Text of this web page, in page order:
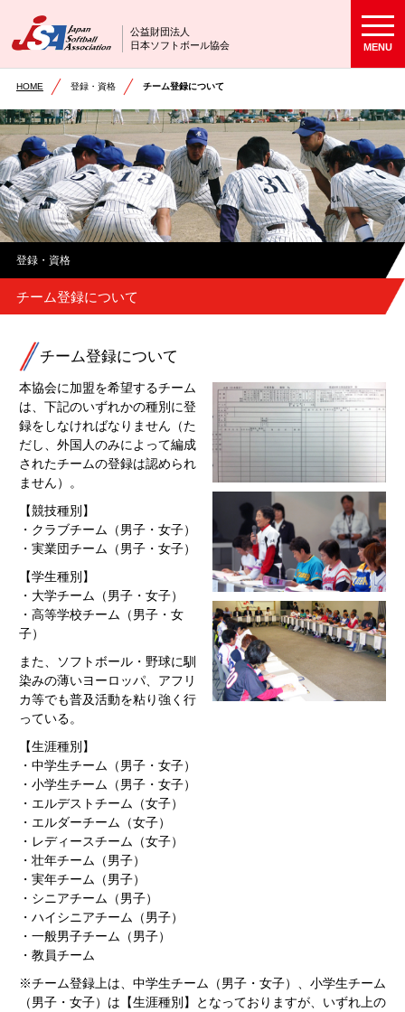
公益財団法人
日本ソフトボール協会
MENU
HOME 登録・資格 チーム登録について
登録・資格
チーム登録について
チーム登録について
本協会に加盟を希望するチーム
は、下記のいずれかの種別に登
録をしなければなりません（た
だし、外国人のみによって編成
されたチームの登録は認められ
ません）。
【競技種別】
・クラブチーム（男子・女子）
・実業団チーム（男子・女子）
【学生種別】
・大学チーム（男子・女子）
・高等学校チーム（男子・女
子）
また、ソフトボール・野球に馴
染みの薄いヨーロッパ、アフリ
カ等でも普及活動を粘り強く行
っている。
【生涯種別】
・中学生チーム（男子・女子）
・小学生チーム（男子・女子）
・エルデストチーム（女子）
・エルダーチーム（女子）
・レディースチーム（女子）
・壮年チーム（男子）
・実年チーム（男子）
・シニアチーム（男子）
・ハイシニアチーム（男子）
・一般男子チーム（男子）
・教員チーム
※チーム登録上は、中学生チーム（男子・女子）、小学生チーム
（男子・女子）は【生涯種別】となっておりますが、いずれ上の